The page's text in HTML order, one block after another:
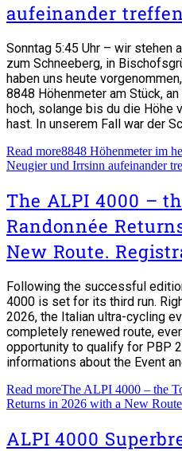
aufeinander
Sonntag 5:45 Uhr – wir stehen
zum Schneeberg, in
haben uns heute
8848 Höhenmeter am Stück,
hoch, solange bis du die Höhe
hast. In unserem Fall war der
Read more8848 Höhenmeter im
Neugier und Irrsinn aufeinander
The ALPI 4000 –
Randonnée
New Route.
Following the successful
4000 is set for its third run.
2026, the Italian ultra-cycling
completely renewed route,
opportunity to qualify for PBP
informations about the Event
Read moreThe ALPI 4000 – the
Returns in 2026 with a New
ALPI 4000